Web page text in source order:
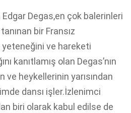
Edgar Degas,en çok balerinleri
bir Fransız
yeteneğini ve hareketi
kanıtlamış olan Degas’nın
heykellerinin yarısından
dansı işler.İzlenimci
biri olarak kabul edilse de